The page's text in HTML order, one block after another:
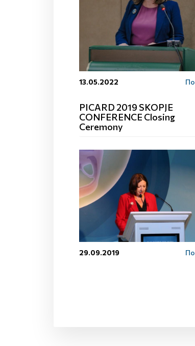
13.05.2022
PICARD 2019 SKOPJE
CONFERENCE Closing
Ceremony
29.09.2019